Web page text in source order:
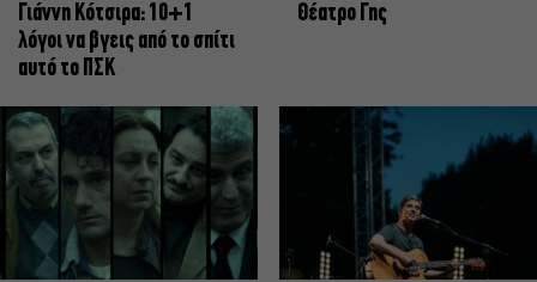
Γιάννη Κότσιρα: 10+1
λόγοι να βγεις από το σπίτι
αυτό το ΠΣΚ
Θέατρο Γης